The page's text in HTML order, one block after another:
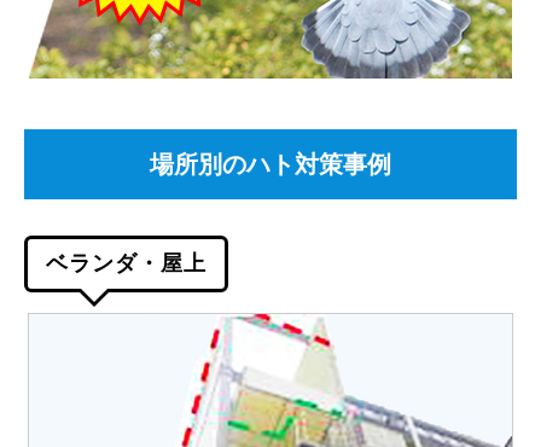
場所別のハト対策事例
ベランダ・屋上